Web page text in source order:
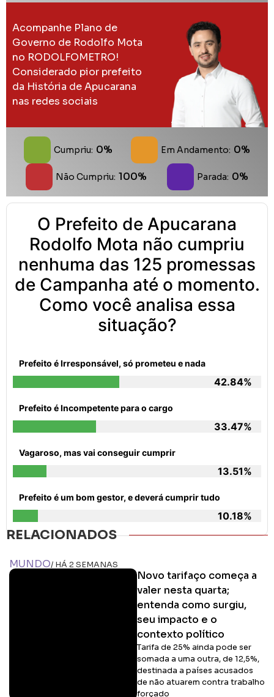
Acompanhe Plano de
Governo de Rodolfo Mota
no RODOLFOMETRO!
Considerado pior prefeito
da História de Apucarana
nas redes sociais
Cumpriu: 0% Em Andamento: 0%
Não Cumpriu: 100% Parada: 0%
O Prefeito de Apucarana
Rodolfo Mota não cumpriu
nenhuma das 125 promessas
de Campanha até o momento.
Como você analisa essa
situação?
Prefeito é Irresponsável, só prometeu e nada
42.84%
Prefeito é Incompetente para o cargo
33.47%
Vagaroso, mas vai conseguir cumprir
13.51%
Prefeito é um bom gestor, e deverá cumprir tudo
10.18%
RELACIONADOS
MUNDO/ HÁ 2 SEMANAS
Novo tarifaço começa a
valer nesta quarta;
entenda como surgiu,
seu impacto e o
contexto político
Tarifa de 25% ainda pode ser
somada a uma outra, de 12,5%,
destinada a países acusados
de não atuarem contra trabalho
forçado